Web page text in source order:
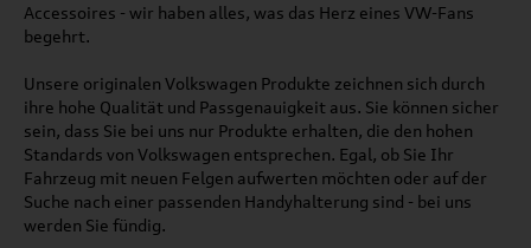
Accessoires - wir haben alles, was das Herz eines VW-Fans
begehrt.
Unsere originalen Volkswagen Produkte zeichnen sich durch
ihre hohe Qualität und Passgenauigkeit aus. Sie können sicher
sein, dass Sie bei uns nur Produkte erhalten, die den hohen
Standards von Volkswagen entsprechen. Egal, ob Sie Ihr
Fahrzeug mit neuen Felgen aufwerten möchten oder auf der
Suche nach einer passenden Handyhalterung sind - bei uns
werden Sie fündig.